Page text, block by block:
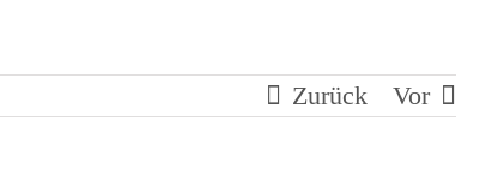
Zurück Vor